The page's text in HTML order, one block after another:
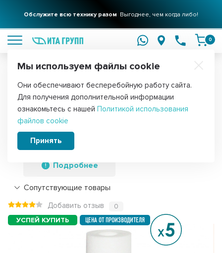
Обслужите всю технику разом Выгоднее, чем когда либо!
0
Главная Фильтры для воды Картриджи Картриджи грубой
Набор 5шт Картридж для фильтра
воды ИТА полипропиленовый PP 10" 10
мкм, KMF30101-10-5
Подробнее
Сопутствующие товары
Добавить отзыв 0
Мы используем файлы cookie
Они обеспечивают бесперебойную работу сайта.
Для получения дополнительной информации
ознакомьтесь с нашей Политикой использования
файлов cookie
Принять